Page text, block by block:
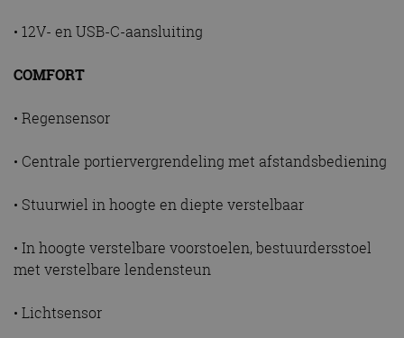
• 12V- en USB-C-aansluiting
COMFORT
• Regensensor
• Centrale portiervergrendeling met afstandsbediening
• Stuurwiel in hoogte en diepte verstelbaar
• In hoogte verstelbare voorstoelen, bestuurdersstoel
met verstelbare lendensteun
• Lichtsensor